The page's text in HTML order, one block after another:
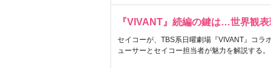
『VIVANT』続編の鍵は…世界観
セイコーが、TBS系日曜劇場『VIVANT』コラ
ューサーとセイコー担当者が魅力を解説する。